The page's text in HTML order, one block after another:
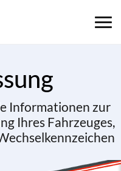
Informationen zur
Ihres Fahrzeuges,